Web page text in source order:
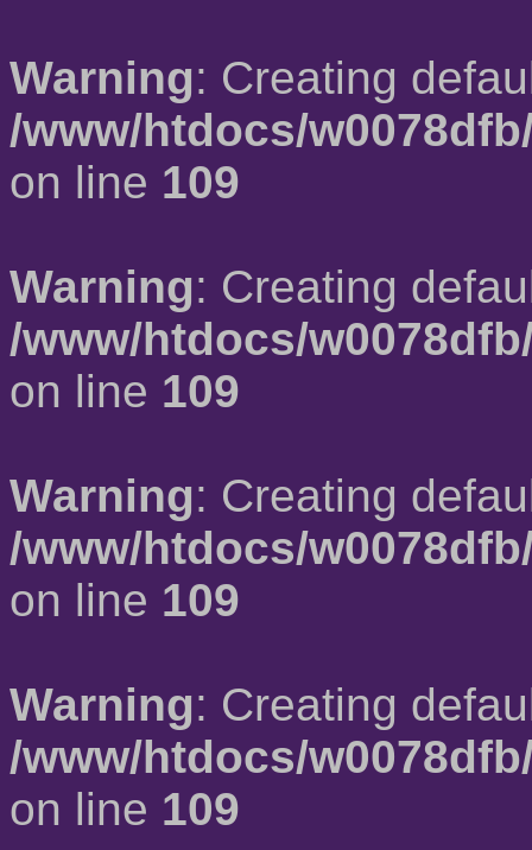
Warning: Creating
/www/htdocs/
on line 109
Warning: Creating
/www/htdocs/
on line 109
Warning: Creating
/www/htdocs/
on line 109
Warning: Creating
/www/htdocs/
on line 109